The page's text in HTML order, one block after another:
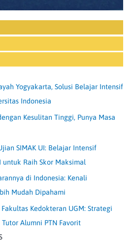
Yogyakarta, Solusi Belajar Intensif
Indonesia
Kesulitan Tinggi, Punya Masa
SIMAK UI: Belajar Intensif
untuk Raih Skor Maksimal
di Indonesia: Kenali
Mudah Dipahami
Kedokteran UGM: Strategi
Alumni PTN Favorit